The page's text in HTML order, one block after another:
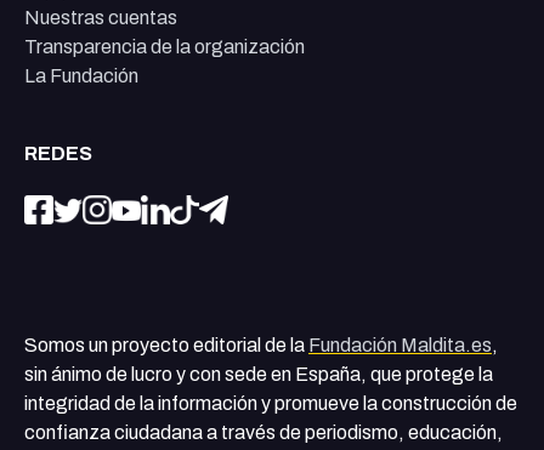
Nuestras cuentas
Transparencia de la organización
La Fundación
REDES
Somos un proyecto editorial de la Fundación Maldita.es,
sin ánimo de lucro y con sede en España, que protege la
integridad de la información y promueve la construcción de
confianza ciudadana a través de periodismo, educación,